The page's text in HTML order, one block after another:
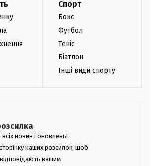
Спорт
Бокс
Футбол
Теніс
Біатлон
Інші види спорту
всіх новин і оновлень!
наших розсилок, щоб
вашим